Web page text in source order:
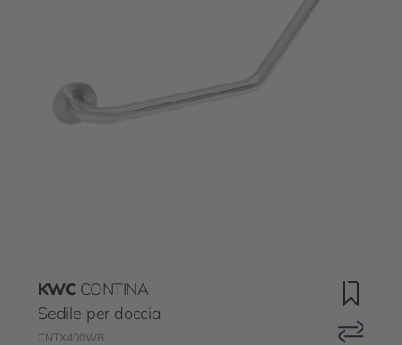
KWC CONTINA
Sedile per doccia
CNTX400WB